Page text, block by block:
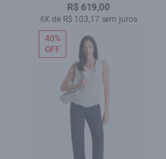
R$ 619,00
6X de R$ 103,17 sem juros
40%
OFF